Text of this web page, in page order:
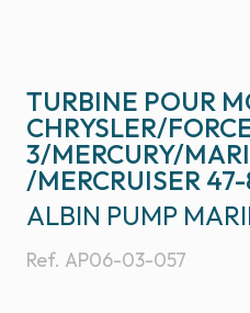
TURBINE POUR
CHRYSLER/
3/MERCURY/
/MERCRUISER
Ref. AP06-03-057
ALBIN PUMP